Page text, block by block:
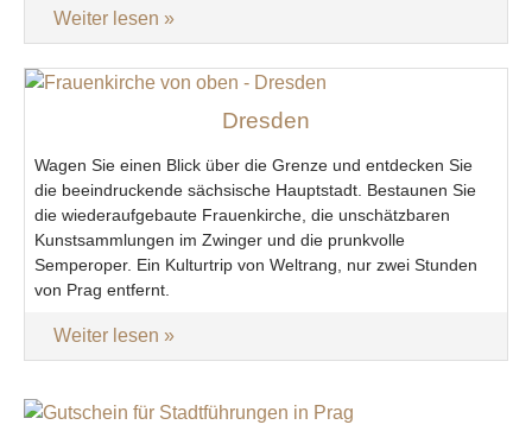
Weiter lesen
Dresden
Wagen Sie einen Blick über die Grenze und entdecken Sie
die beeindruckende sächsische Hauptstadt. Bestaunen Sie
die wiederaufgebaute Frauenkirche, die unschätzbaren
Kunstsammlungen im Zwinger und die prunkvolle
Semperoper. Ein Kulturtrip von Weltrang, nur zwei Stunden
von Prag entfernt.
Weiter lesen